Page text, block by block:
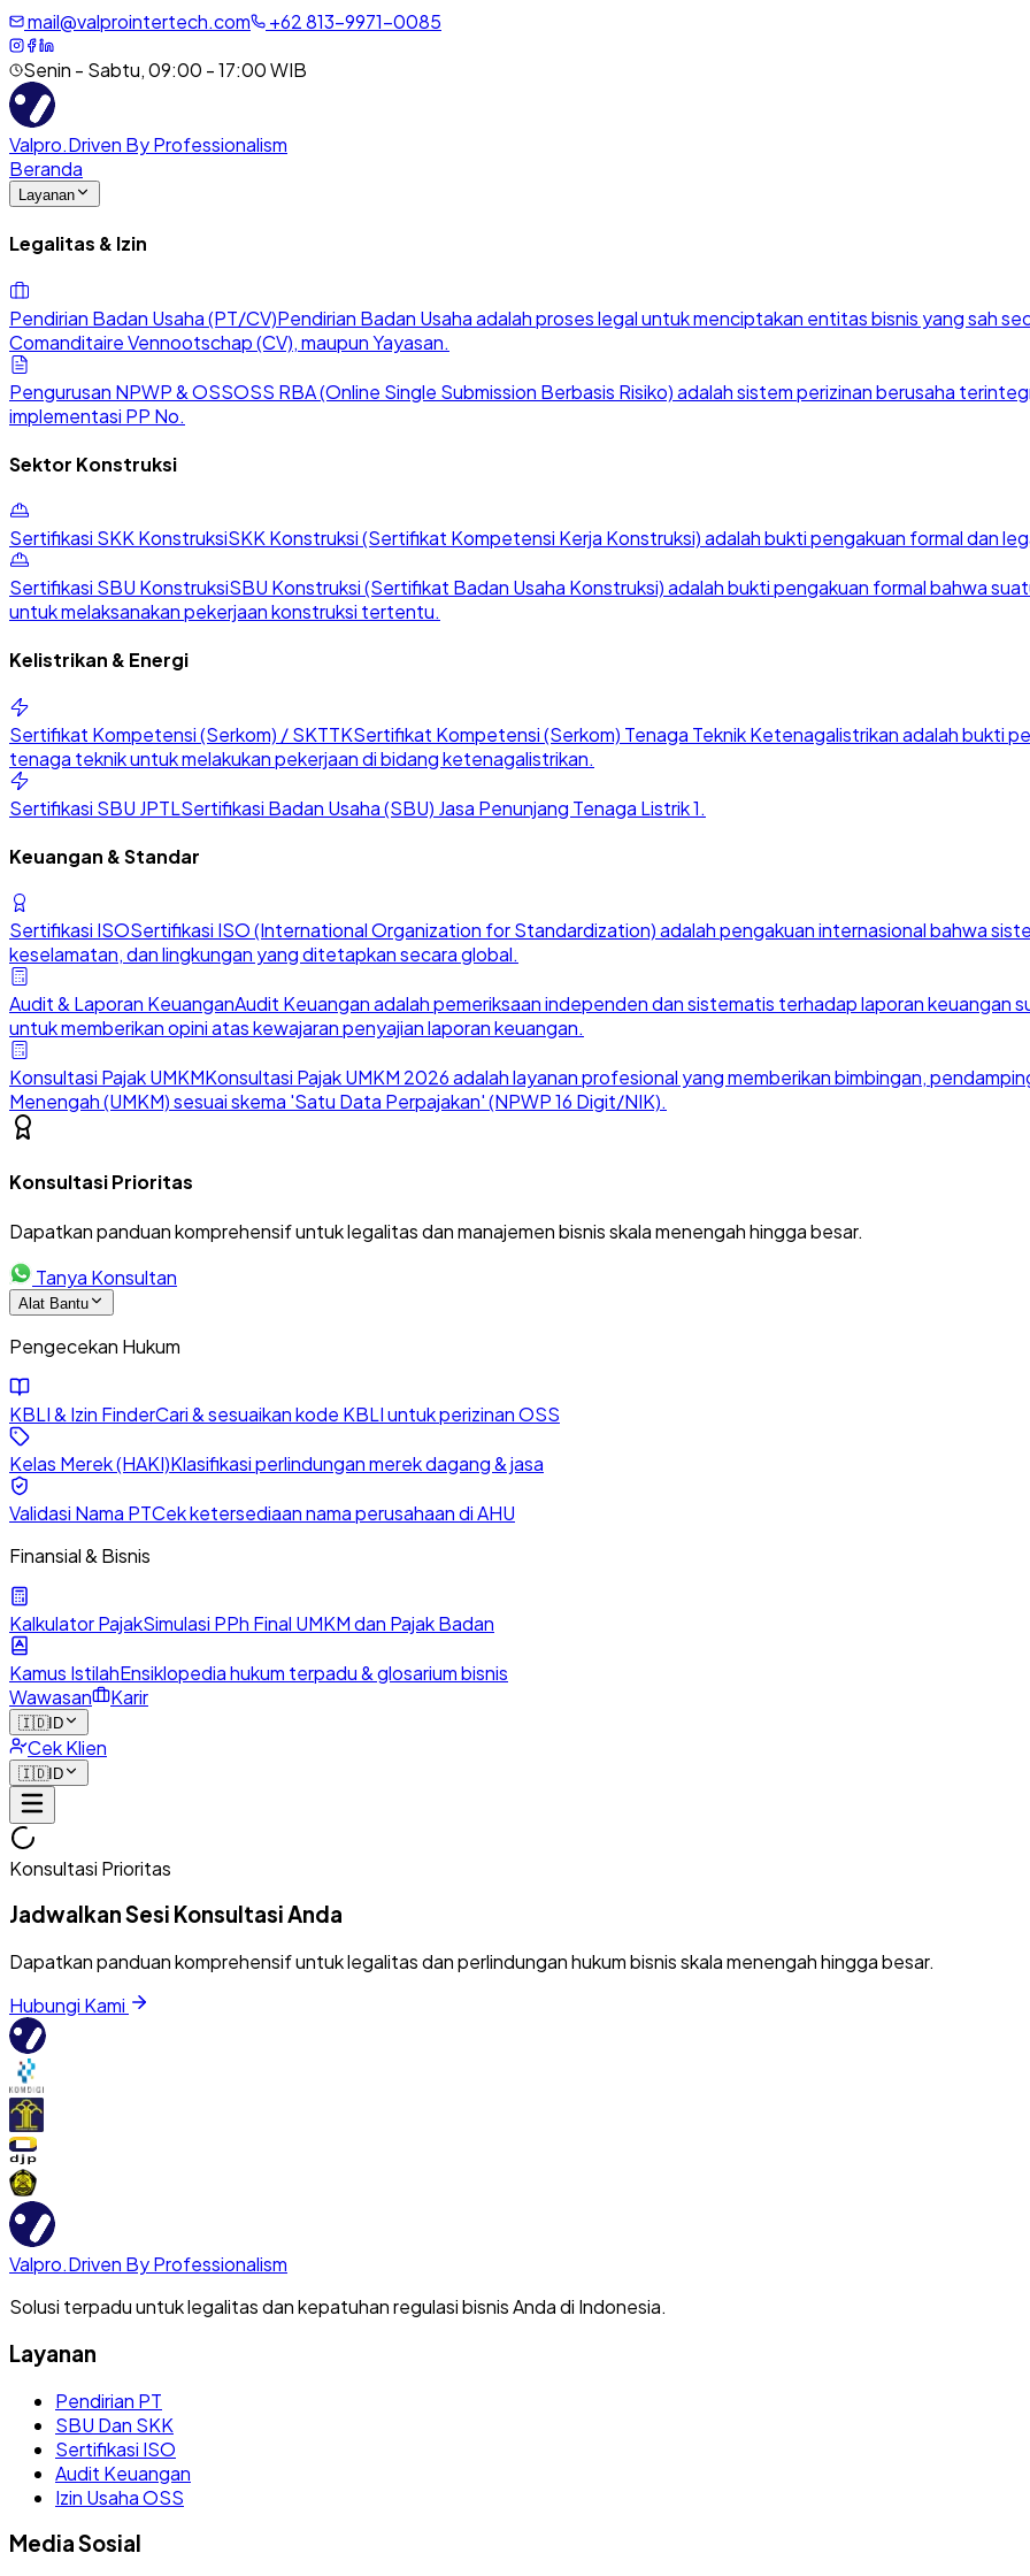
mail@valprointertech.com +62813-9971-0085
Senin - Sabtu, 09:00 - 17:00 WIB
Valpro.Driven By Professionalism
Beranda
Layanan
Legalitas & Izin
Pendirian Badan Usaha (PT/CV)Pendirian Badan Usaha adalah proses legal untuk menciptakan entitas bisnis yang sah
Comanditaire Vennootschap (CV), maupun Yayasan.
Pengurusan NPWP & OSSOSS RBA (Online Single Submission Berbasis Risiko) adalah sistem perizinan berusaha
implementasi PP No.
Sektor Konstruksi
Sertifikasi SKK KonstruksiSKK Konstruksi (Sertifikat Kompetensi Kerja Konstruksi) adalah bukti pengakuan formal dan
Sertifikasi SBU KonstruksiSBU Konstruksi (Sertifikat Badan Usaha Konstruksi) adalah bukti pengakuan formal bahwa
untuk melaksanakan pekerjaan konstruksi tertentu.
Kelistrikan & Energi
Sertifikat Kompetensi (Serkom) / SKTTKSertifikat Kompetensi (Serkom) Tenaga Teknik Ketenagalistrikan adalah bukti
tenaga teknik untuk melakukan pekerjaan di bidang ketenagalistrikan.
Sertifikasi SBU JPTLSertifikasi Badan Usaha (SBU) Jasa Penunjang Tenaga Listrik 1.
Keuangan & Standar
Sertifikasi ISOSertifikasi ISO (International Organization for Standardization) adalah pengakuan internasional bahwa
keselamatan, dan lingkungan yang ditetapkan secara global.
Audit & Laporan KeuanganAudit Keuangan adalah pemeriksaan independen dan sistematis terhadap laporan keuangan
untuk memberikan opini atas kewajaran penyajian laporan keuangan.
Konsultasi Pajak UMKMKonsultasi Pajak UMKM 2026 adalah layanan profesional yang memberikan bimbingan,
Menengah (UMKM) sesuai skema 'Satu Data Perpajakan' (NPWP 16 Digit/NIK).
Konsultasi Prioritas
Dapatkan panduan komprehensif untuk legalitas dan manajemen bisnis skala menengah hingga besar.
Tanya Konsultan
Alat Bantu
Pengecekan Hukum
KBLI & Izin FinderCari & sesuaikan kode KBLI untuk perizinan OSS
Kelas Merek (HAKI)Klasifikasi perlindungan merek dagang & jasa
Validasi Nama PTCek ketersediaan nama perusahaan di AHU
Finansial & Bisnis
Kalkulator PajakSimulasi PPh Final UMKM dan Pajak Badan
Kamus IstilahEnsiklopedia hukum terpadu & glosarium bisnis
Wawasan
Karir
🇮🇩ID
Cek Klien
🇮🇩ID
Konsultasi Prioritas
Jadwalkan Sesi Konsultasi Anda
Dapatkan panduan komprehensif untuk legalitas dan perlindungan hukum bisnis skala menengah hingga besar.
Hubungi Kami
Valpro.Driven By Professionalism
Solusi terpadu untuk legalitas dan kepatuhan regulasi bisnis Anda di Indonesia.
Layanan
Pendirian PT
SBU Dan SKK
Sertifikasi ISO
Audit Keuangan
Izin Usaha OSS
Media Sosial